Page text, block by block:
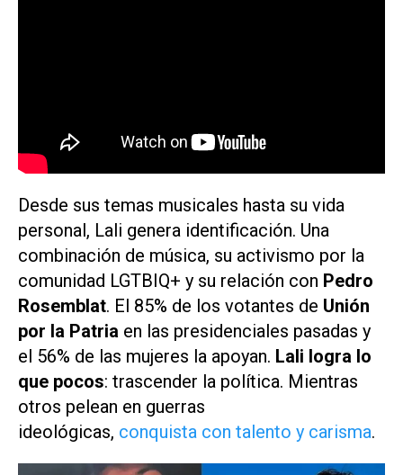
Desde sus temas musicales hasta su vida
personal, Lali genera identificación. Una
combinación de música, su activismo por la
comunidad LGTBIQ+ y su relación con Pedro
Rosemblat. El 85% de los votantes de Unión
por la Patria en las presidenciales pasadas y
el 56% de las mujeres la apoyan. Lali logra lo
que pocos: trascender la política. Mientras
otros pelean en guerras
ideológicas, conquista con talento y carisma.